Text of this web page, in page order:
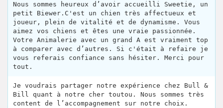
Nous sommes heureux d’avoir accueilli Sweetie, un
petit Biewer.C'est un chien très affectueux et
joueur, plein de vitalité et de dynamisme. Vous
aimez vos chiens et êtes une vraie passionnée.
Votre Animalerie avec un grand A est vraiment top
à comparer avec d’autres. Si c'était à refaire je
vous referais confiance sans hésiter. Merci pour
tout.
Je voudrais partager notre expérience chez Bull &
Bill quant à notre cher toutou. Nous sommes très
content de l’accompagnement sur notre choix.